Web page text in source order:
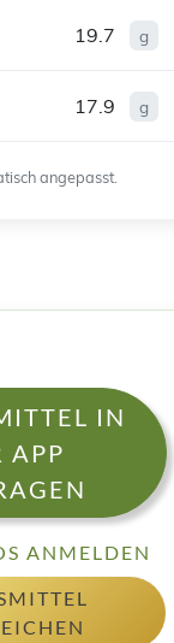
19.7 g
17.9 g
angepasst.
IN
APP
ANMELDEN